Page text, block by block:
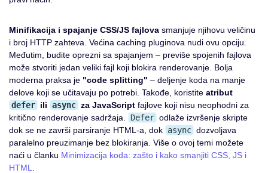
Minifikacija i spajanje CSS/JS fajlova smanjuje njihovu veličinu
i broj HTTP zahteva. Većina caching pluginova nudi ovu opciju.
Međutim, budite oprezni sa spajanjem – previše spojenih fajlova
može stvoriti jedan veliki fajl koji blokira renderovanje. Bolja
moderna praksa je "code splitting" – deljenje koda na manje
delove koji se učitavaju po potrebi. Takođe, koristite atribut
defer ili async za JavaScript fajlove koji nisu neophodni za
kritično renderovanje sadržaja.
Defer odlaže izvršenje skripte
dok se ne završi parsiranje HTML-a, dok async dozvoljava
paralelno preuzimanje bez blokiranja. Više o ovoj temi možete
naći u članku Minimizacija koda: zašto i kako smanjiti CSS, JS i
HTML